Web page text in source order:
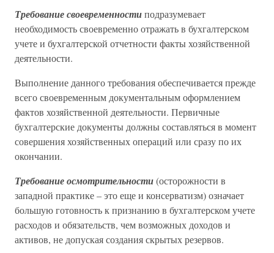
Требование своевременностиподразумевает
необходимость своевременно отражать в бухгалтерском
учете и бухгалтерской отчетности факты хозяйственной
деятельности.
Выполнение данного требования обеспечивается прежде
всего своевременным документальным оформлением
фактов хозяйственной деятельности. Первичные
бухгалтерские документы должны составляться в момент
совершения хозяйственных операций или сразу по их
окончании.
Требование осмотрительности(осторожности в
западной практике – это еще и консерватизм) означает
большую готовность к признанию в бухгалтерском учете
расходов и обязательств, чем возможных доходов и
активов, не допуская создания скрытых резервов.